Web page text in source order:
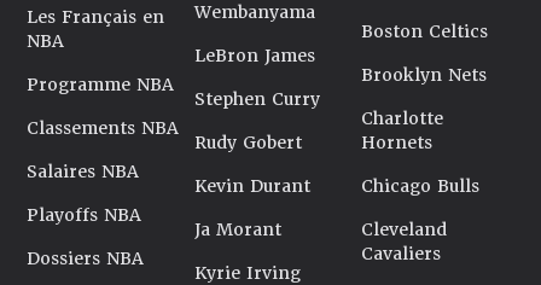
Les Français en
NBA
Programme NBA
Classements NBA
Salaires NBA
Playoffs NBA
Dossiers NBA
Wembanyama
LeBron James
Stephen Curry
Rudy Gobert
Kevin Durant
Ja Morant
Kyrie Irving
Boston Celtics
Brooklyn Nets
Charlotte
Hornets
Chicago Bulls
Cleveland
Cavaliers